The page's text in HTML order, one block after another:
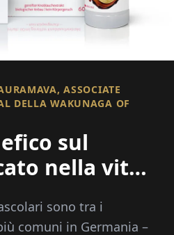
ASSOCIATE
DELLA WAKUNAGA OF
sul
nella vita
sono tra i
comuni in Germania –